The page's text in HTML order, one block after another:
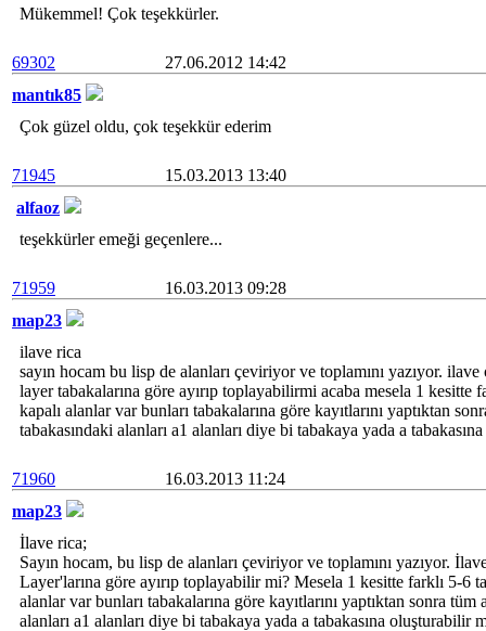
Mükemmel! Çok teşekkürler.
69302
27.06.2012 14:42
mantık85
Çok güzel oldu, çok teşekkür ederim
71945
15.03.2013 13:40
alfaoz
teşekkürler emeği geçenlere...
71959
16.03.2013 09:28
map23
ilave rica
sayın hocam bu lisp de alanları çeviriyor ve toplamını yazıyor.
layer tabakalarına göre ayırıp toplayabilirmi acaba mesela 1 kesitte
kapalı alanlar var bunları tabakalarına göre kayıtlarını yaptıktan
tabakasındaki alanları a1 alanları diye bi tabakaya yada a
71960
16.03.2013 11:24
map23
İlave rica;
Sayın hocam, bu lisp de alanları çeviriyor ve toplamını yazıyor.
Layer'larına göre ayırıp toplayabilir mi? Mesela 1 kesitte farklı 5-6
alanlar var bunları tabakalarına göre kayıtlarını yaptıktan sonra
alanları a1 alanları diye bi tabakaya yada a tabakasına oluşturabilir